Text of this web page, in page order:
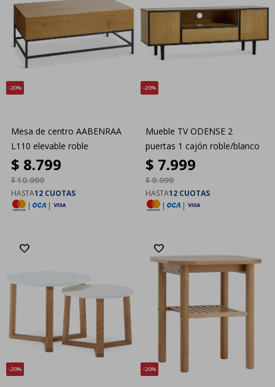
20
Mesa de centro AABENRAA
L110 elevable roble
$ 8.799
$10.999
HASTA12 CUOTAS
|
|
20
Mueble TV ODENSE 2
puertas 1 cajón roble/blanco
$ 7.999
$9.999
HASTA12 CUOTAS
|
|
20 20